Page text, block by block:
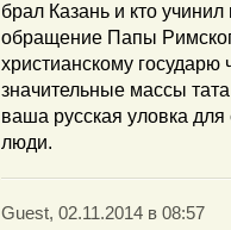
брал Казань и кто
обращение Папы
христианскому государю
значительные массы
ваша русская уловка
люди.
Guest, 02.11.2014 в 08:57